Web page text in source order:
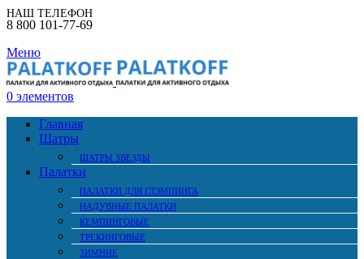
НАШ ТЕЛЕФОН
8 800 101-77-69
Меню
0 элементов
Главная
Шатры
ШАТРЫ ЗВЕЗДЫ
Палатки
ПАЛАТКИ ДЛЯ ГЛЭМПИНГА
НАДУВНЫЕ ПАЛАТКИ
КЕМПИНГОВЫЕ
ТРЕКИНГОВЫЕ
ЗИМНИЕ